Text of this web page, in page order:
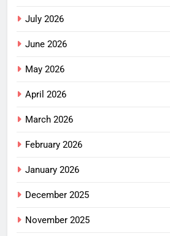
July 2026
June 2026
May 2026
April 2026
March 2026
February 2026
January 2026
December 2025
November 2025